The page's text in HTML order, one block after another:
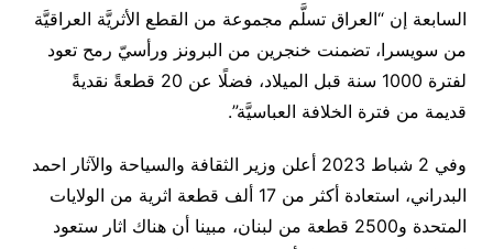
السابعة إن “العراق تسلَّم مجموعة من القطع الأثريَّة العراقيَّة
من سويسرا، تضمنت خنجرين من البرونز ورأسيّ رمح تعود
لفترة 1000 سنة قبل الميلاد، فضلًا عن 20 قطعةً نقديةً
قديمة من فترة الخلافة العباسيَّة”.
وفي 2 شباط 2023 أعلن وزير الثقافة والسياحة والآثار احمد
البدراني، استعادة أكثر من 17 ألف قطعة اثرية من الولايات
المتحدة و2500 قطعة من لبنان، مبينا أن هناك اثار ستعود